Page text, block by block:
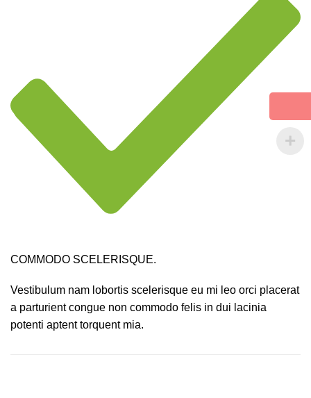
COMMODO SCELERISQUE.
Vestibulum nam lobortis scelerisque eu mi leo orci placerat
a parturient congue non commodo felis in dui lacinia
potenti aptent torquent mia.